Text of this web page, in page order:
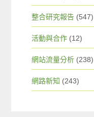
整合研究報告 (547)
活動與合作 (12)
網站流量分析 (238)
網路新知 (243)